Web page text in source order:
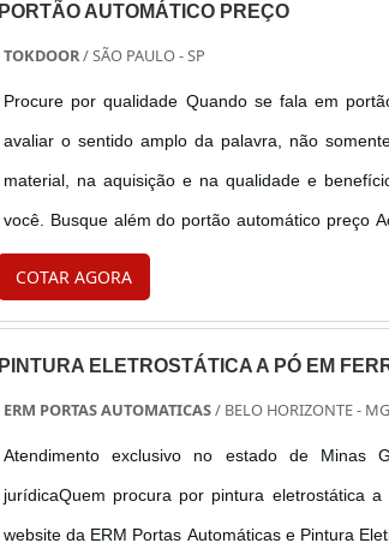
PORTÃO AUTOMÁTICO PREÇO
TOKDOOR/ SÃO PAULO - SP
Procure por qualidade Quando se fala em
avaliar o sentido amplo da palavra, não
material, na aquisição e na qualidade e
você. Busque além do portão automático preço
encontra-se uma grande lista de empresas que
at....
COTAR AGORA
PINTURA ELETROSTÁTICA A PÓ EM
ERM PORTAS AUTOMATICAS/ BELO HORIZONTE - MG
Atendimento exclusivo no estado de Minas
jurídicaQuem procura por pintura eletrostática
website da ERM Portas Automáticas e Pintura